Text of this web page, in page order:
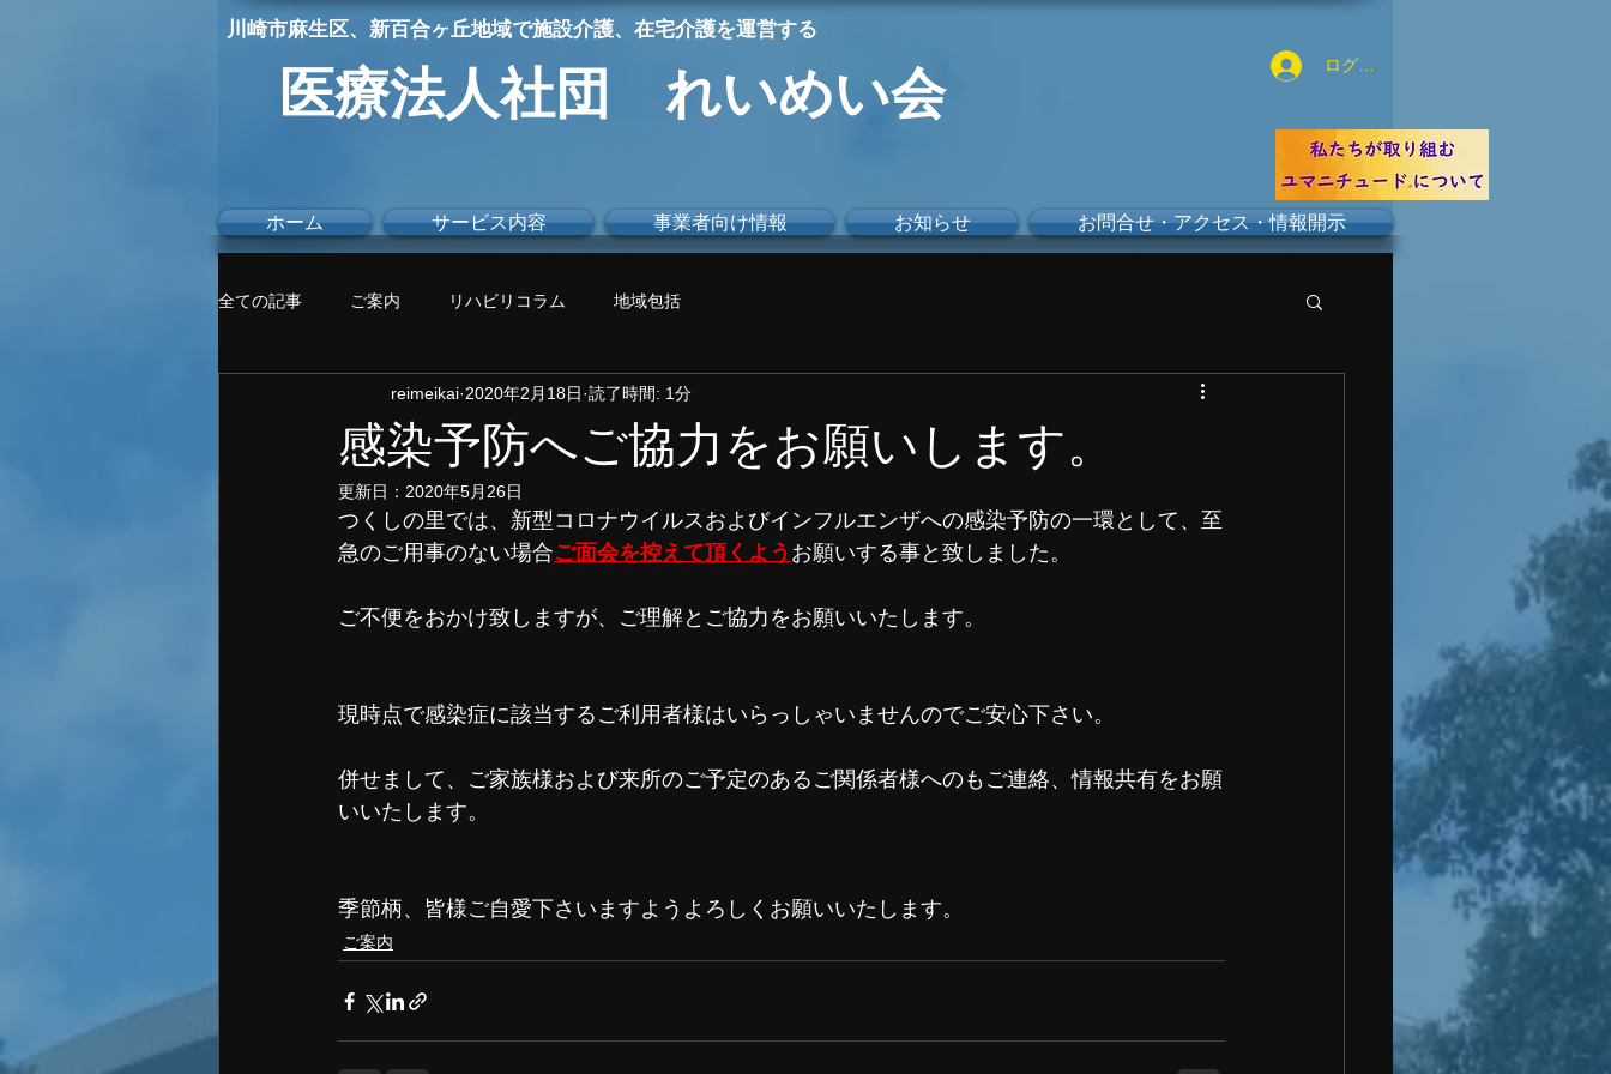
医療法人社団 れいめい会
川崎市麻生区、新百合ヶ丘地域で施設介護、在宅介護を運営する
ログイン
ホーム サービス内容 事業者向け情報 お知らせ お問合せ・アクセス・情報開示
全ての記事 ご案内 リハビリコラム 地域包括
感染予防へご協力をお願いします。
reimeikai 2020年2月18日 読了時間: 1分
更新日： 2020年5月26日
つくしの里では、新型コロナウイルスおよびインフルエンザへの感染予防の一環として、至
急のご用事のない場合ご面会を控えて頂くよう お願いする事と致しました。
ご不便をおかけ致しますが、ご理解とご協力をお願いいたします。
現時点で感染症に該当するご利用者様はいらっしゃいませんのでご安心下さい。
併せまして、ご家族様および来所のご予定のあるご関係者様へのもご連絡、情報共有をお願
いいたします。
季節柄、皆様ご自愛下さいますようよろしくお願いいたします。
ご案内